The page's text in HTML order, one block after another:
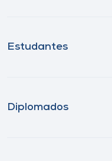
Estudantes
Diplomados